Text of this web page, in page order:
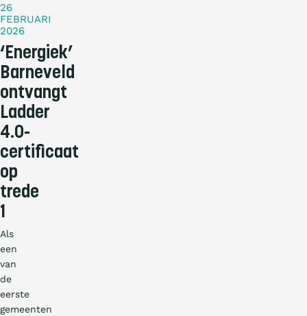
26
FEBRUARI
2026
‘Energiek’
Barneveld
ontvangt
Ladder
4.0-
certificaat
op
trede
1
Als
een
van
de
eerste
gemeenten